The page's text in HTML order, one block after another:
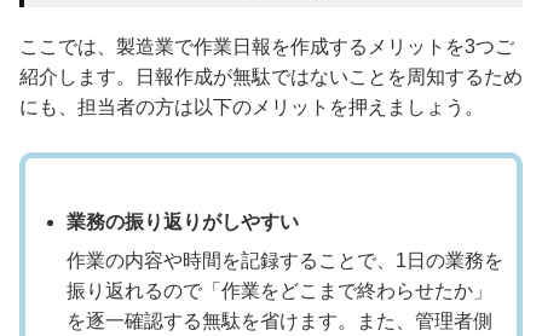
ここでは、製造業で作業日報を作成するメリットを3つご
紹介します。日報作成が無駄ではないことを周知するため
にも、担当者の方は以下のメリットを押えましょう。
業務の振り返りがしやすい
作業の内容や時間を記録することで、1日の業務を
振り返れるので「作業をどこまで終わらせたか」
を逐一確認する無駄を省けます。また、管理者側